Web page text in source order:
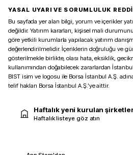
YASAL UYARI VE SORUMLULUK REDDİ
Bu sayfada yer alan bilgi, yorum ve içerikler
değildir. Yatırım kararları, kişisel mali
göre yetkili kurumlarla yapılacak yatırım
değerlendirilmelidir. İçeriklerin doğruluğu ve
gösterilmekle birlikte, olası hata, eksiklik,
kullanımından doğabilecek zararlardan
BIST isim ve logosu ile Borsa İstanbul A.Ş.
telif hakları Borsa İstanbul A.Ş.’ye aittir.
Haftalık yeni kurulan
Haftalık listeye göz atın